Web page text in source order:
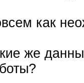
как
же